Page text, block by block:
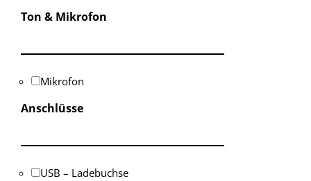
Ton & Mikrofon
Mikrofon
Anschlüsse
USB – Ladebuchse